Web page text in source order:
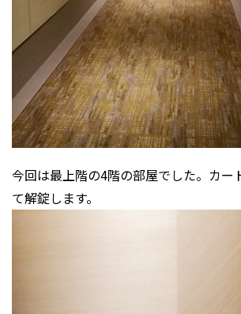
今回は最上階の4階の部屋でした。カー
て解錠します。